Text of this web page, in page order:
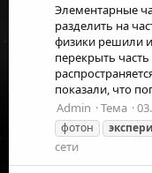
Элементарные
разделить на
физики решили
перекрыть
показали, что
Admin
Тема
фотон
сети